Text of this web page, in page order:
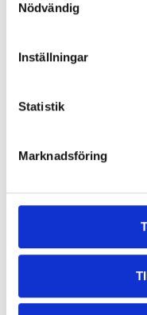
Nödvändig
Inställningar
Statistik
Marknadsföring
kabelklammer